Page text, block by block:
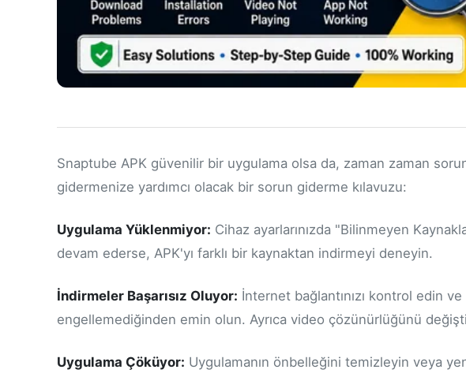
Snaptube APK güvenilir bir uygulama olsa da, zaman zaman
gidermenize yardımcı olacak bir sorun giderme kılavuzu:
Uygulama Yüklenmiyor: Cihaz ayarlarınızda "Bilinmeyen
devam ederse, APK'yı farklı bir kaynaktan indirmeyi deneyin.
İndirmeler Başarısız Oluyor: İnternet bağlantınızı kontrol edin
engellemediğinden emin olun. Ayrıca video çözünürlüğünü
Uygulama Çöküyor: Uygulamanın önbelleğini temizleyin veya